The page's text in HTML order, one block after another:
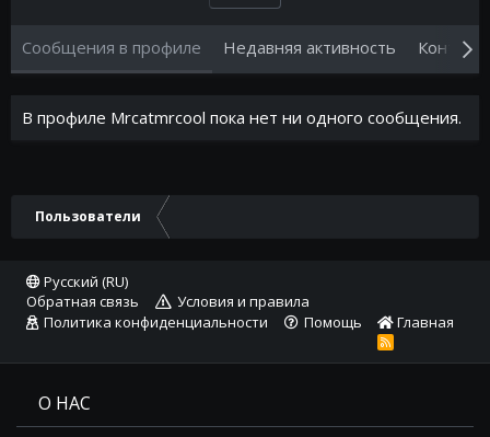
Сообщения в профиле Недавняя активность Контент
В профиле Mrcatmrcool пока нет ни одного сообщения.
Пользователи
Русский (RU)
Обратная связь
Условия и правила
Политика конфиденциальности
Помощь Главная
R
О НАС